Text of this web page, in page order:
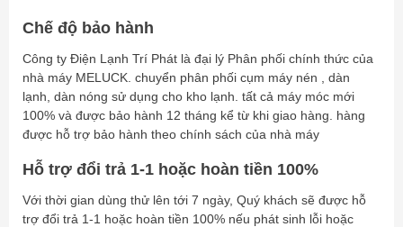
và dân dụng.
3. Ứng dụng của Nhớt Lạnh Suniso
🔹 Máy nén lạnh piston và trục vít trong hệ thống làm lạnh.
🔹 Hệ thống điều hòa không khí, tủ lạnh, tủ đông, kho lạnh.
🔹 Hệ thống làm lạnh công nghiệp, siêu thị, nhà máy chế biến
🔹 Dùng cho các loại môi chất lạnh phổ biến như R22, R134a,
4. Hướng dẫn sử dụng & bảo quản
Chế độ bảo hành
Công ty Điện Lạnh Trí Phát là đại lý Phân phối chính thức của
nhà máy MELUCK. chuyển phân phối cụm máy nén , dàn
lạnh, dàn nóng sử dụng cho kho lạnh. tất cả máy móc mới
100% và được bảo hành 12 tháng kể từ khi giao hàng. hàng
được hỗ trợ bảo hành theo chính sách của nhà máy
Hỗ trợ đổi trả 1-1 hoặc hoàn tiền 100%
Với thời gian dùng thử lên tới 7 ngày, Quý khách sẽ được hỗ
trợ đổi trả 1-1 hoặc hoàn tiền 100% nếu phát sinh lỗi hoặc